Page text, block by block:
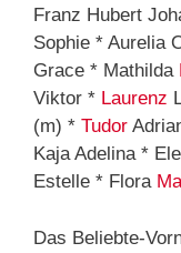
Franz Hubert
Sophie * Aurelia
Grace * Mathilda
Viktor * Laurenz
(m) * Tudor
Kaja Adelina *
Estelle * Flora
Das Beliebte-